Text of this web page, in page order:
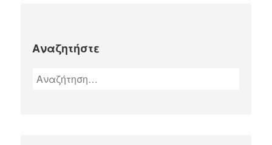
Αναζητήστε